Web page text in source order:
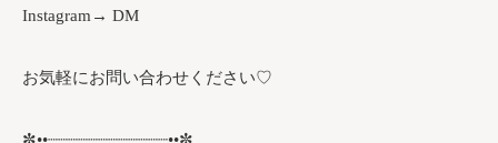
Instagram→ DM
お気軽にお問い合わせください♡